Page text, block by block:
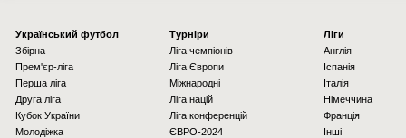
Українcький футбол
Збірна
Прем'єр-ліга
Перша ліга
Друга ліга
Кубок України
Молодіжка
Турніри
Ліга чемпіонів
Ліга Європи
Міжнародні
Ліга націй
Ліга конференцій
ЄВРО-2024
Ліги
Англія
Іспанія
Італія
Німеччина
Франція
Інші